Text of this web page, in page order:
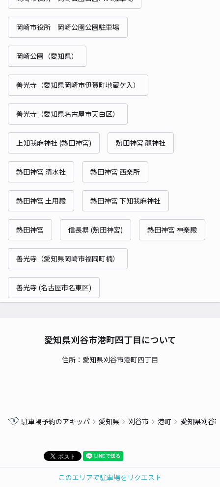
このエリアで駐車場をリクエスト
岡崎市役所 岡崎公園公園駐車場
岡崎公園（愛知県）
善光寺（愛知県岡崎市伊賀町地蔵ケ入）
善光寺（愛知県名古屋市天白区）
上知我麻神社 (熱田神宮) 熱田神宮 龍神社
熱田神宮 清水社 熱田神宮 西楽所
熱田神宮 土用殿 熱田神宮 下知我麻神社
熱田神宮 信長塀 (熱田神宮) 熱田神宮 神楽殿
善光寺（愛知県岡崎市福岡町楠）
善光寺 (名古屋市名東区)
愛知県刈谷市港町四丁目について
住所：愛知県刈谷市港町四丁目
駐車場予約のアキッパ 愛知県 刈谷市 港町 愛知県刈谷